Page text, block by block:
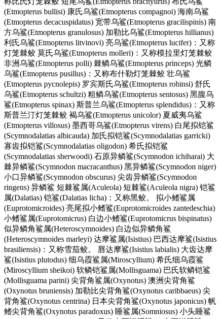
(Etmopterus bullisi) 康氏乌鲨(Etmopterus compagnoi) 海南乌鲨
(Etmopterus decacuspidatus) 宽带乌鲨(Etmopterus gracilispinis) 南
方乌鲨(Etmopterus granulosus) 加勒比乌鲨(Etmopterus hillianus)
利氏乌鲨(Etmopterus litvinovi) 亮乌鲨(Etmopterus lucifer)：又称
灯笼棘鲛 莫氏乌鲨(Etmopterus molleri)：又称模拉里灯笼棘鲛
非洲乌鲨(Etmopterus polli) 棘鳞乌鲨(Etmopterus princeps) 光鳞
乌鲨(Etmopterus pusillus)：又称布什勒灯笼棘鲛 壮乌鲨
(Etmopterus pycnolepis) 罗宾斯氏乌鲨(Etmopterus robinsi) 舒氏
乌鲨(Etmopterus schultzi) 粗鳞乌鲨(Etmopterus sentosus) 黑腹乌
鲨(Etmopterus spinax) 斯普兰乌鲨(Etmopterus splendidus)：又称
斯普兰汀灯笼棘鲛 褐乌鲨(Etmopterus unicolor) 夏威夷乌鲨
(Etmopterus villosus) 墨西哥乌鲨(Etmopterus virens) 白尾拟铠鲨
(Scymnodalatias albicauda) 加氏拟铠鲨(Scymnodalatias garricki)
寡齿拟铠鲨(Scymnodalatias oligodon) 希氏拟铠鲨
(Scymnodalatias sherwoodi) 石原异鳞鲨(Scymnodon ichiharai) 大
棘异鳞鲨(Scymnodon macracanthus) 黑异鳞鲨(Scymnodon niger)
小口异鳞鲨(Scymnodon obscurus) 尖齿异鳞鲨(Scymnodon
ringens) 异鳞鲨 短棘鲨属(Aculeola) 短棘鲨(Aculeola nigra) 铠鲨
属(Dalatias) 铠鲨(Dalatias licha)：又称黑鲛。 拟小鳍鲨属
(Euprotomicroides) 亮尾拟小鳍鲨(Euprotomicroides zantedeschia)
小鳍鲨属(Euprotomicrus) 白边小鳍鲨(Euprotomicrus bispinatus)
似异鳞角鲨属(Heteroscymnoides) 白边似异鳞角鲨
(Heteroscymnoides marleyi) 达摩鲨属(Isistius) 巴西达摩鲨(Isistius
brasiliensis)：又称雪茄鲛。 唇达摩鲨(Isistius labialis) 大齿达摩
鲨(Isistius plutodus) 细乌霞鲨属(Miroscyllium) 希氏细乌霞鲨
(Miroscyllium sheikoi) 软鳞铠鲨属(Mollisguama) 巴氏软鳞铠鲨
(Mollisguama parini) 尖背角鲨属(Oxynotus) 澳洲尖背角鲨
(Oxynotus bruniensis) 加勒比尖背角鲨(Oxynotus caribbaeus) 尖
背角鲨(Oxynotus centrina) 日本尖背角鲨(Oxynotus japonicus) 帆
鳍尖背角鲨(Oxynotus paradoxus) 睡鲨属(Somniosus) 小头睡鲨